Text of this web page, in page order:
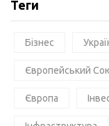
Теги
Бізнес
Європейський
Європа